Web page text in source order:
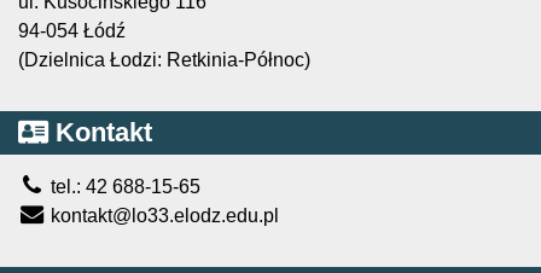
94-054 Łódź
(Dzielnica Łodzi: Retkinia-Północ)
Kontakt
tel.: 42 688-15-65
kontakt@lo33.elodz.edu.pl